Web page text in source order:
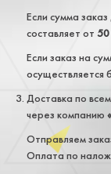
Если сумма заказ
составляет от 50
Если заказ на
осуществляется
Доставка по
через компанию
Отправляем
Оплата по